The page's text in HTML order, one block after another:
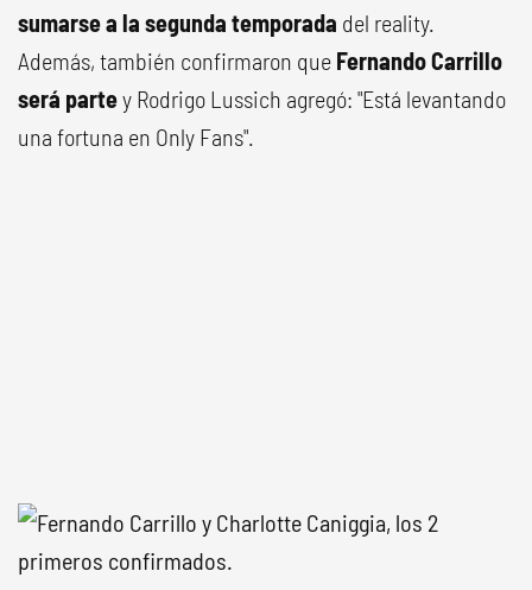
sumarse a la segunda temporada del reality.
Además, también confirmaron que Fernando Carrillo
será partey Rodrigo Lussich agregó: "Está levantando
una fortuna en Only Fans".